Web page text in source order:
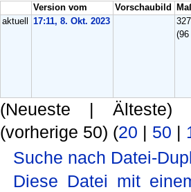
Version vom Vorschaubild
aktuell
17:11, 8. Okt. 2023
(Neueste | Älteste)
(vorherige 50) (20 | 50 |
Suche nach Datei-
Diese Datei mit